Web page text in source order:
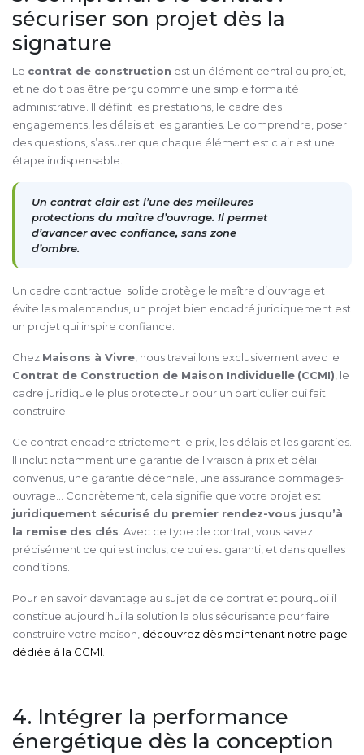
sécuriser son projet dès la
signature
Le contrat de construction est un élément central du projet,
et ne doit pas être perçu comme une simple formalité
administrative. Il définit les prestations, le cadre des
engagements, les délais et les garanties. Le comprendre, poser
des questions, s’assurer que chaque élément est clair est une
étape indispensable.
Un contrat clair est l’une des meilleures
protections du maître d’ouvrage. Il permet
d’avancer avec confiance, sans zone
d’ombre.
Un cadre contractuel solide protège le maître d’ouvrage et
évite les malentendus, un projet bien encadré juridiquement est
un projet qui inspire confiance.
Chez Maisons à Vivre, nous travaillons exclusivement avec le
Contrat de Construction de Maison Individuelle (CCMI), le
cadre juridique le plus protecteur pour un particulier qui fait
construire.
Ce contrat encadre strictement le prix, les délais et les garanties.
Il inclut notamment une garantie de livraison à prix et délai
convenus, une garantie décennale, une assurance dommages-
ouvrage… Concrètement, cela signifie que votre projet est
juridiquement sécurisé du premier rendez-vous jusqu’à
la remise des clés. Avec ce type de contrat, vous savez
précisément ce qui est inclus, ce qui est garanti, et dans quelles
conditions.
Pour en savoir davantage au sujet de ce contrat et pourquoi il
constitue aujourd’hui la solution la plus sécurisante pour faire
construire votre maison, découvrez dès maintenant notre page
dédiée à la CCMI.
4. Intégrer la performance
énergétique dès la conception